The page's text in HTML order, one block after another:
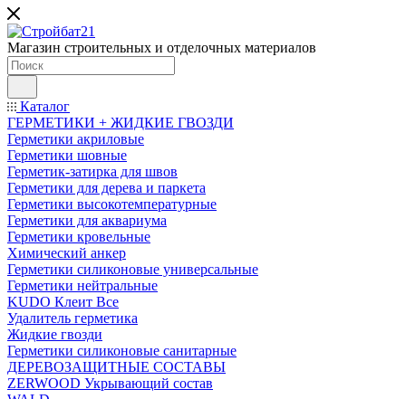
Магазин строительных и отделочных материалов
Каталог
ГЕРМЕТИКИ + ЖИДКИЕ ГВОЗДИ
Герметики акриловые
Герметики шовные
Герметик-затирка для швов
Герметики для дерева и паркета
Герметики высокотемпературные
Герметики для аквариума
Герметики кровельные
Химический анкер
Герметики силиконовые универсальные
Герметики нейтральные
KUDO Клеит Все
Удалитель герметика
Жидкие гвозди
Герметики силиконовые санитарные
ДЕРЕВОЗАЩИТНЫЕ СОСТАВЫ
ZERWOOD Укрывающий состав